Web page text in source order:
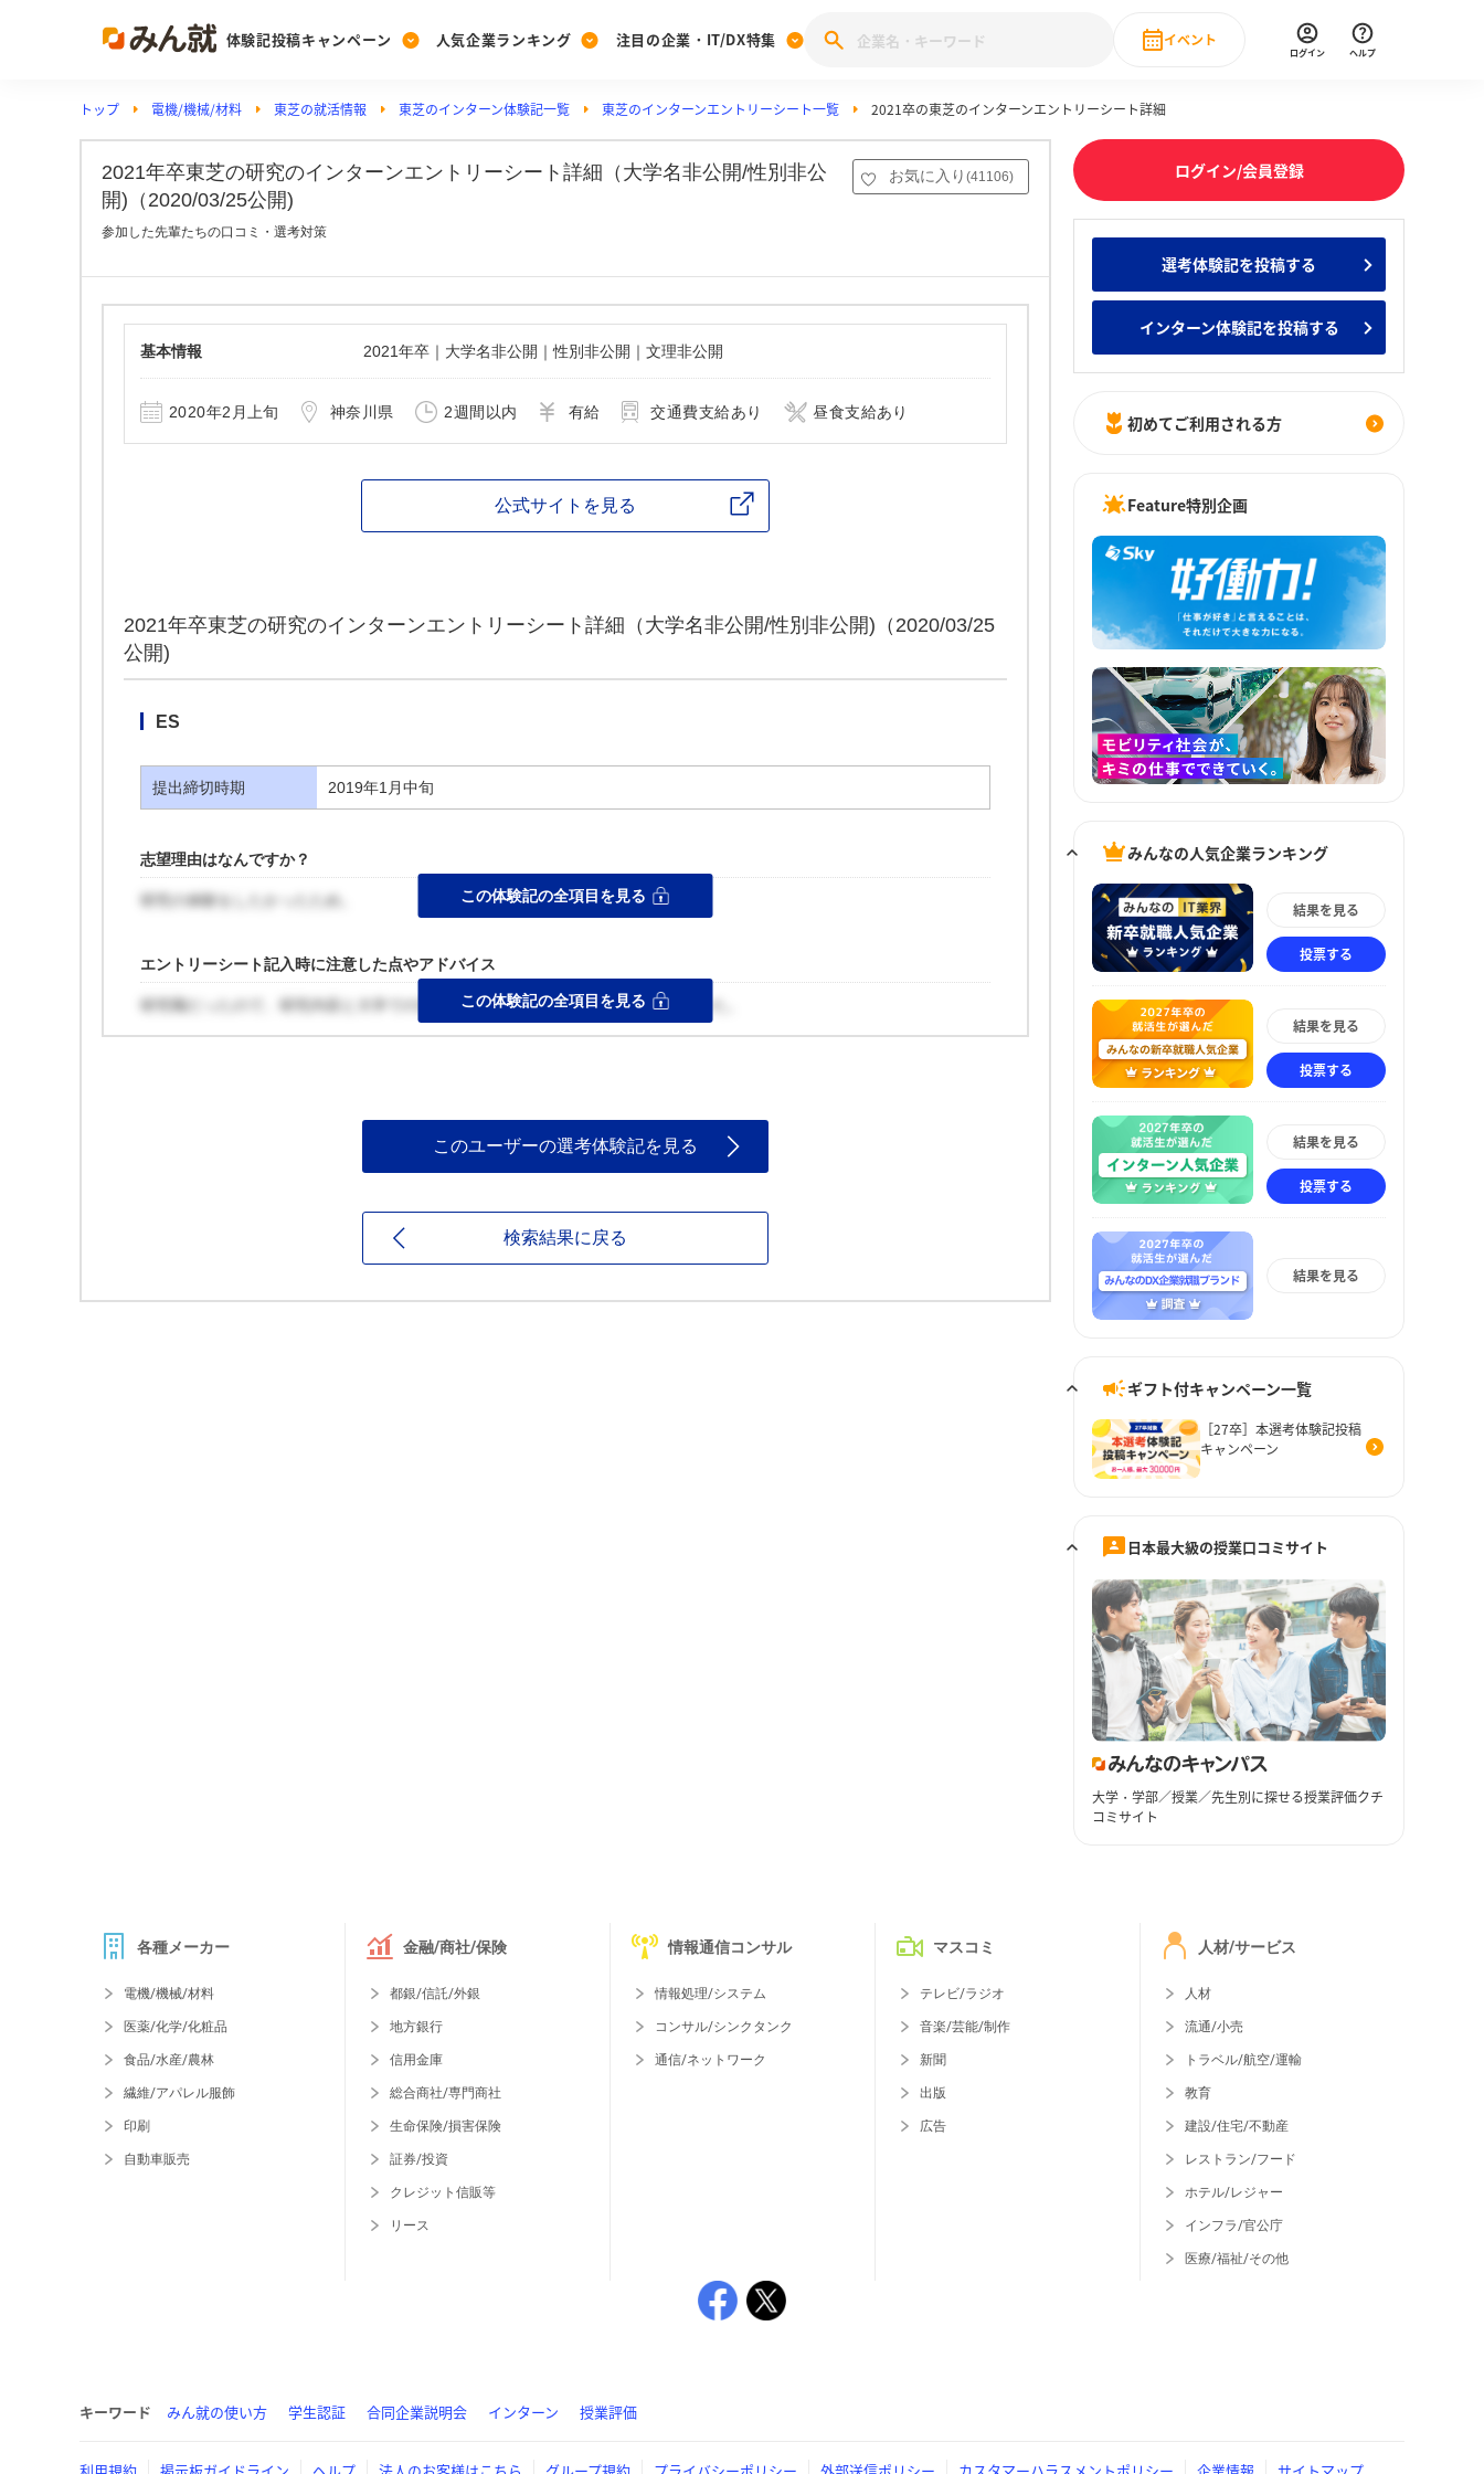
体験記投稿キャンペーン
Post
投稿する
[27卒] 本選考体験記投稿キャンペーン
人気企業ランキング
Ranking
ランキングを見る
みんなのDX企業就職ブランド調査
Vote みんなの新卒就職人気企業ランキング みんなのインターン人気企業ランキ
注目の企業・IT/DX特集
PickUp
注目の企業特集
28卒 IT・DX現場社員インタビュー
動画で知ろう！業界・企業研究
イベント
直近のイベント一覧
ログイン ヘルプ
トップ 電機/機械/材料 東芝の就活情報 東芝のインターン体験記一覧 東芝のインターンエントリーシート一覧 2021卒の東芝のインターンエントリーシート詳細
2021年卒東芝の研究のインターンエントリーシート詳細（大学名非公開/性別非公
開)（2020/03/25公開)
お気に入り (41106)
参加した先輩たちの口コミ・選考対策
基本情報 2021年卒｜大学名非公開｜性別非公開｜文理非公開
2020年2月上旬 神奈川県 2週間以内 有給 交通費支給あり 昼食支給あり
公式サイトを見る
2021年卒東芝の研究のインターンエントリーシート詳細（大学名非公開/性別非公開)（2020/03/25
公開)
ES
提出締切時期 2019年1月中旬
志望理由はなんですか？
研究の体験をしたかったため。 この体験記の全項目を見る
エントリーシート記入時に注意した点やアドバイス
研究職だったので、研究内容と大学での選考がマッチしているかが重要視されていた。
この体験記の全項目を見る
このユーザーの選考体験記を見る
検索結果に戻る
ログイン/会員登録
選考体験記を投稿する
インターン体験記を投稿する
初めてご利用される方
Feature特別企画
みんなの人気企業ランキング
結果を見る
投票する
結果を見る
投票する
結果を見る
投票する
結果を見る
ギフト付キャンペーン一覧
［27卒］本選考体験記投稿
キャンペーン
日本最大級の授業口コミサイト
大学・学部／授業／先生別に探せる授業評価クチ
コミサイト
各種メーカー
電機/機械/材料
医薬/化学/化粧品
食品/水産/農林
繊維/アパレル服飾
印刷
自動車販売
金融/商社/保険
都銀/信託/外銀
地方銀行
信用金庫
総合商社/専門商社
生命保険/損害保険
証券/投資
クレジット信販等
リース
情報通信コンサル
情報処理/システム
コンサル/シンクタンク
通信/ネットワーク
マスコミ
テレビ/ラジオ
音楽/芸能/制作
新聞
出版
広告
人材/サービス
人材
流通/小売
トラベル/航空/運輸
教育
建設/住宅/不動産
レストラン/フード
ホテル/レジャー
インフラ/官公庁
医療/福祉/その他
キーワード みん就の使い方 学生認証 合同企業説明会 インターン 授業評価